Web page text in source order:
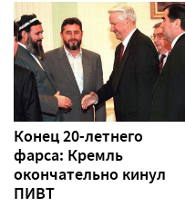
Конец 20-летнего
фарса: Кремль
окончательно кинул
ПИВТ